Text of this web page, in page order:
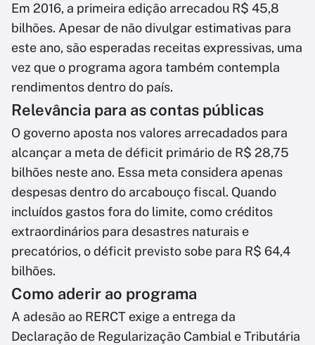
Em 2016, a primeira edição arrecadou R$ 45,8
bilhões. Apesar de não divulgar estimativas para
este ano, são esperadas receitas expressivas, uma
vez que o programa agora também contempla
rendimentos dentro do país.
Relevância para as contas públicas
O governo aposta nos valores arrecadados para
alcançar a meta de déficit primário de R$ 28,75
bilhões neste ano. Essa meta considera apenas
despesas dentro do arcabouço fiscal. Quando
incluídos gastos fora do limite, como créditos
extraordinários para desastres naturais e
precatórios, o déficit previsto sobe para R$ 64,4
bilhões.
Como aderir ao programa
A adesão ao RERCT exige a entrega da
Declaração de Regularização Cambial e Tributária